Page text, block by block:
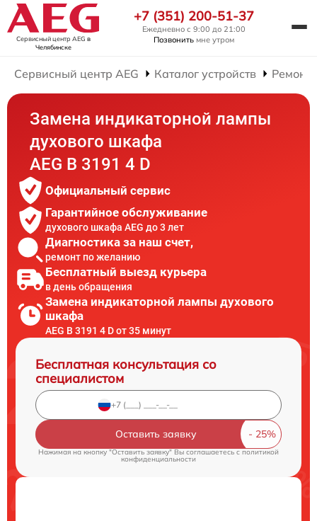
Сервисный центр AEG в
Челябинске
+7 (351) 200-51-37
Ежедневно с 9:00 до 21:00
Позвонить мне утром
Сервисный центр AEG Каталог устройств
Замена индикаторной лампы
духового шкафа
AEG B 3191 4 D
Официальный сервис
Гарантийное обслуживание
духового шкафа AEG до 3 лет
Диагностика за наш счет,
ремонт по желанию
Бесплатный выезд курьера
в день обращения
Замена индикаторной лампы духового
шкафа
AEG B 3191 4 D от 35 минут
Бесплатная консультация со
специалистом
Оставить заявку
Нажимая на кнопку "Оставить заявку" Вы соглашаетесь cполитикой
конфиденциальности